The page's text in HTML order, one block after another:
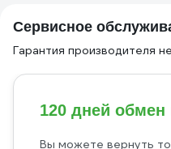
Сервисное
Гарантия производителя
120 дней обмен
Вы можете вернуть